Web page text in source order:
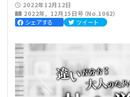
法人運営
法人運営
理事会
評議員会・社員総会
会計・税務
会計・税務
定期提出書類
労務
労務
法務
2022年12月12日
2022年
12月15日号（No.1062）
シェアする
ツイート